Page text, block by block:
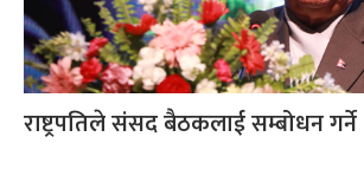
राष्ट्रपतिले संसद बैठकलाई सम्बोधन गर्ने